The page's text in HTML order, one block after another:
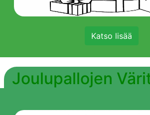
Katso lisää
Joulupallojen